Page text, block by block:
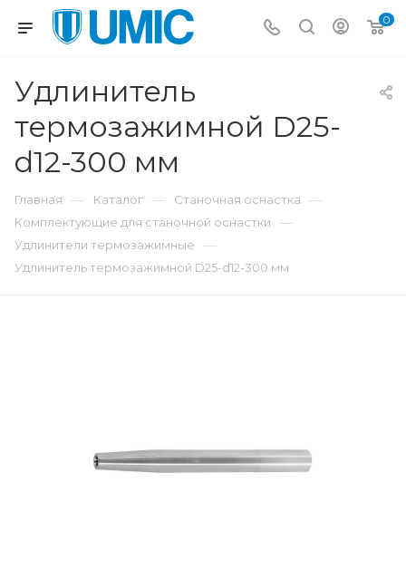
0
Удлинитель
термозажимной D25-
d12-300 мм
Главная — Каталог — Станочная оснастка —
Комплектующие для станочной оснастки —
Удлинители термозажимные —
Удлинитель термозажимной D25-d12-300 мм